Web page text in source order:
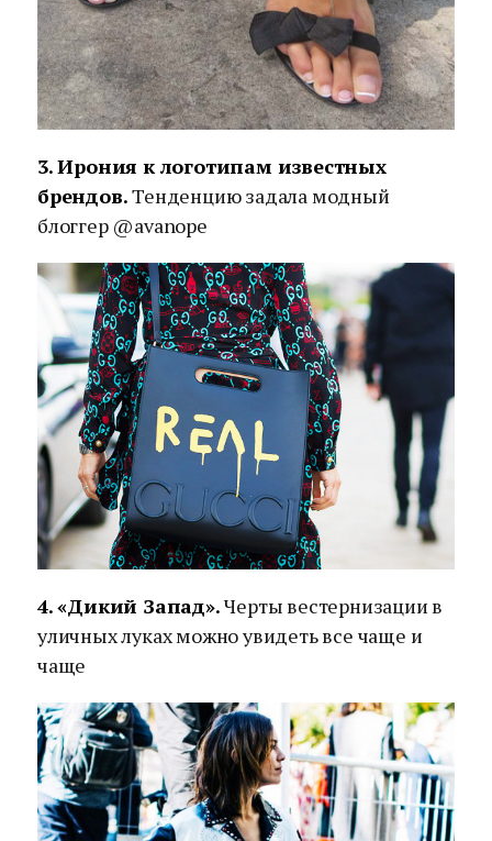
3. Ирония к логотипам известных
брендов.Тенденцию задала модный
блоггер @avanope
4. «Дикий Запад».Черты вестернизации в
уличных луках можно увидеть все чаще и
чаще